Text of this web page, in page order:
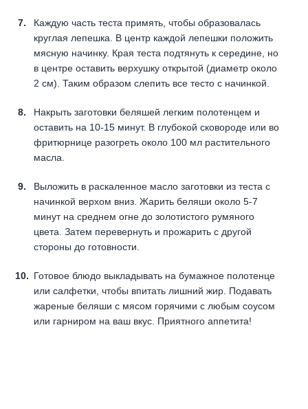
Каждую часть теста примять, чтобы образовалась
круглая лепешка. В центр каждой лепешки положить
мясную начинку. Края теста подтянуть к середине, но
в центре оставить верхушку открытой (диаметр около
2 см). Таким образом слепить все тесто с начинкой.
Накрыть заготовки беляшей легким полотенцем и
оставить на 10-15 минут. В глубокой сковороде или во
фритюрнице разогреть около 100 мл растительного
масла.
Выложить в раскаленное масло заготовки из теста с
начинкой верхом вниз. Жарить беляши около 5-7
минут на среднем огне до золотистого румяного
цвета. Затем перевернуть и прожарить с другой
стороны до готовности.
Готовое блюдо выкладывать на бумажное полотенце
или салфетки, чтобы впитать лишний жир. Подавать
жареные беляши с мясом горячими с любым соусом
или гарниром на ваш вкус. Приятного аппетита!